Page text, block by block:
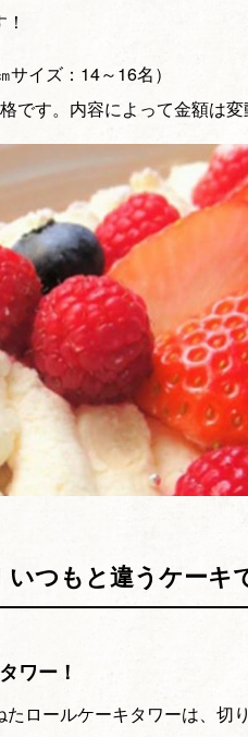
イズ：14～16名）
です。内容によって金額は変
つもと違うケーキ
ワー！
ロールケーキタワーは、切